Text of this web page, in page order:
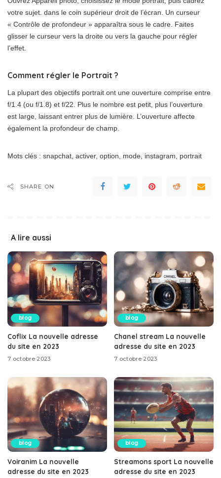
votre sujet. dans le coin supérieur droit de l’écran. Un curseur
« Contrôle de profondeur » apparaîtra sous le cadre. Faites
glisser le curseur vers la droite ou vers la gauche pour régler
l’effet.
Comment régler le Portrait ?
La plupart des objectifs portrait ont une ouverture comprise entre
f/1.4 (ou f/1.8) et f/22. Plus le nombre est petit, plus l’ouverture
est large, laissant entrer plus de lumière. L’ouverture affecte
également la profondeur de champ.
Mots clés : snapchat, activer, option, mode, instagram, portrait
SHARE ON
A lire aussi
blog
Coflix La nouvelle adresse
du site en 2023
7 octobre 2023
blog
Chanel stream La nouvelle
adresse du site en 2023
7 octobre 2023
blog
Voiranim La nouvelle
adresse du site en 2023
blog
Streamons sport La nouvelle
adresse du site en 2023